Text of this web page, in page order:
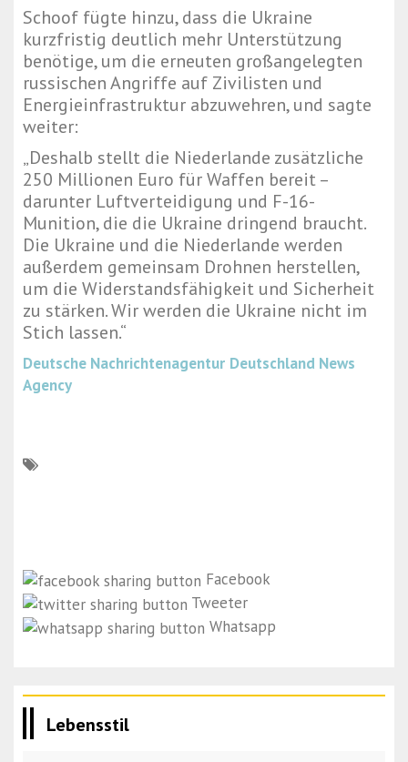
Schoof fügte hinzu, dass die Ukraine
kurzfristig deutlich mehr Unterstützung
benötige, um die erneuten großangelegten
russischen Angriffe auf Zivilisten und
Energieinfrastruktur abzuwehren, und sagte
weiter:
„Deshalb stellt die Niederlande zusätzliche
250 Millionen Euro für Waffen bereit –
darunter Luftverteidigung und F-16-
Munition, die die Ukraine dringend braucht.
Die Ukraine und die Niederlande werden
außerdem gemeinsam Drohnen herstellen,
um die Widerstandsfähigkeit und Sicherheit
zu stärken. Wir werden die Ukraine nicht im
Stich lassen.“
Deutsche Nachrichtenagentur Deutschland News
Agency
Facebook
Tweeter
Whatsapp
Lebensstil